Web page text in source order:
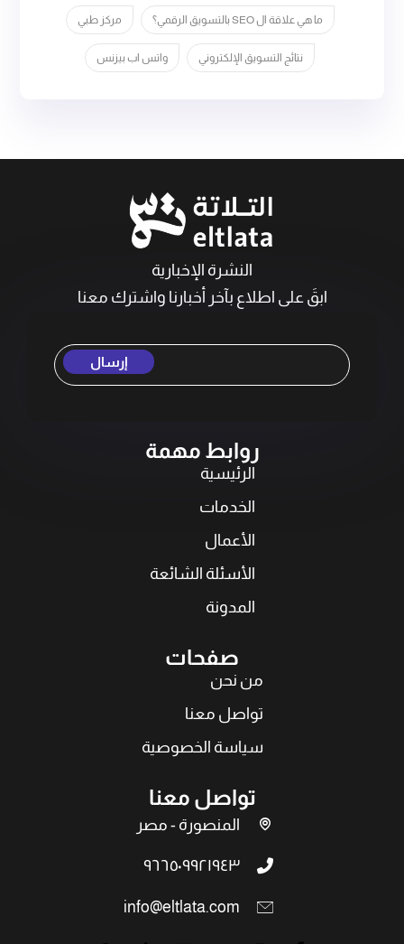
ما هي علاقة ال SEO بالتسويق الرقمي؟ مركز طبي
نتائج التسويق الإلكتروني واتس اب بيزنس
النشرة الإخبارية
ابقَ على اطلاع بآخر أخبارنا واشترك معنا
إرسال
روابط مهمة
الرئيسية
الخدمات
الأعمال
الأسئلة الشائعة
المدونة
صفحات
من نحن
تواصل معنا
سياسة الخصوصية
تواصل معنا
المنصورة - مصر
٩٦٦٥٠٩٩٢١٩٤٣
info@eltlata.com